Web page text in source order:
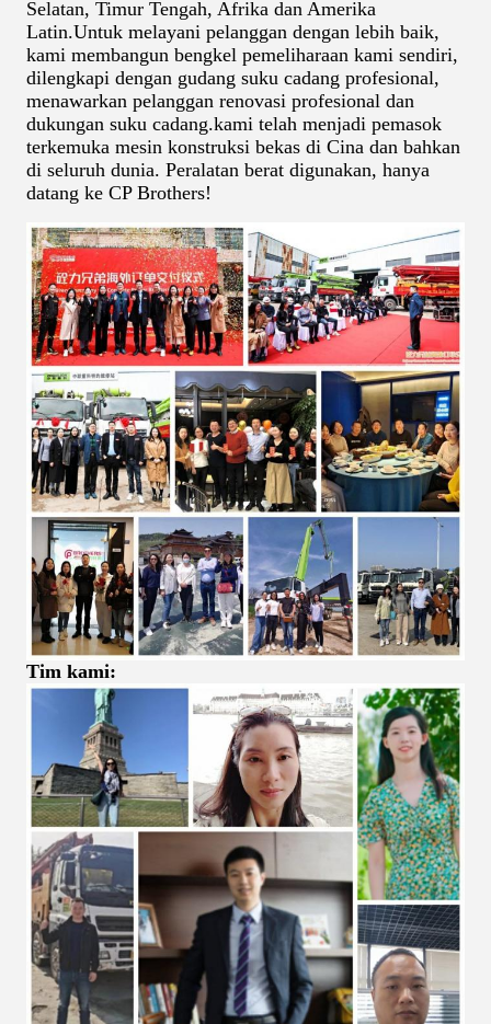
Selatan, Timur Tengah, Afrika dan Amerika
Latin.Untuk melayani pelanggan dengan lebih baik,
kami membangun bengkel pemeliharaan kami sendiri,
dilengkapi dengan gudang suku cadang profesional,
menawarkan pelanggan renovasi profesional dan
dukungan suku cadang.kami telah menjadi pemasok
terkemuka mesin konstruksi bekas di Cina dan bahkan
di seluruh dunia. Peralatan berat digunakan, hanya
datang ke CP Brothers!
Tim kami: